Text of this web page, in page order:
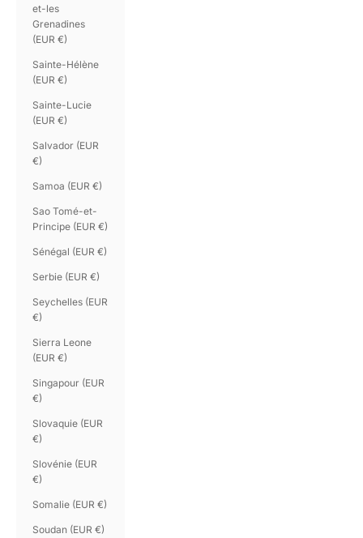
et-les
Grenadines
(EUR €)
Sainte-Hélène
(EUR €)
Sainte-Lucie
(EUR €)
Salvador (EUR
€)
Samoa (EUR €)
Sao Tomé-et-
Principe (EUR €)
Sénégal (EUR €)
Serbie (EUR €)
Seychelles (EUR
€)
Sierra Leone
(EUR €)
Singapour (EUR
€)
Slovaquie (EUR
€)
Slovénie (EUR
€)
Somalie (EUR €)
Soudan (EUR €)